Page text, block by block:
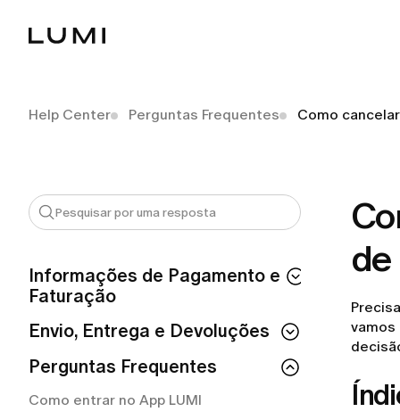
Help Center Perguntas Frequentes Como
Informações de Pagamento e
Faturação
Como posso solicitar um reembolso?
Como solicitar um reembolso da LUMI?
reembolso da LUMI?
Envio, Entrega e Devoluções
Como posso devolver uma peça que
não serviu?
Preciso pagar pelo frete de devolução?
Perguntas Frequentes
Como entrar no App LUMI
de
vamos